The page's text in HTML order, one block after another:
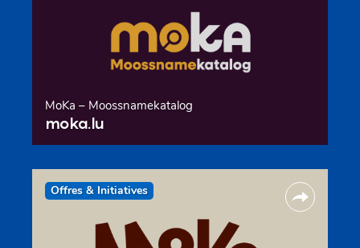
MoKa – Moossnamekatalog
moka.lu
Offres & Initiatives